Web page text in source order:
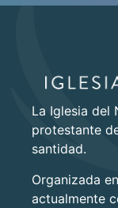
La Iglesia del
protestante
santidad.
Organizada
actualmente